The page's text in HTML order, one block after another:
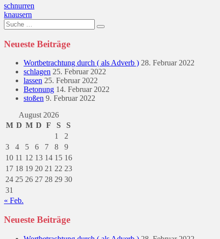
Beitragsnavigation
schnurren
knausern
Suche
nach:
Neueste Beiträge
Wortbetrachtung durch ( als Adverb ) 28. Februar 2022
schlagen 25. Februar 2022
lassen 25. Februar 2022
Betonung 14. Februar 2022
stoßen 9. Februar 2022
August 2026
M D M D F S
S
1
2
3
4 5 6 7 8
9
10 11 12 13 14 15 16
17 18 19 20 21 22 23
24 25 26 27 28 29 30
31
« Feb.
Neueste Beiträge